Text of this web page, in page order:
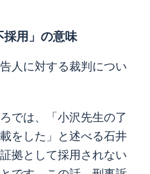
採用」の意味
人に対する裁判につい
では、「小沢先生の了
をした」と述べる石井
拠として採用されない